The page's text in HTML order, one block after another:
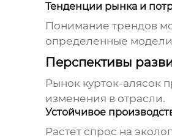
Тенденции рынка и
Понимание трендов
определенные
Перспективы
Рынок курток-алясок
изменения в отрасли.
Устойчивое
Растет спрос на